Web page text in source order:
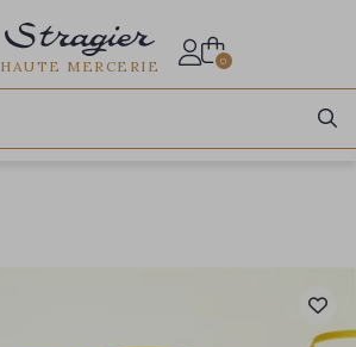
HAUTE MERCERIE 0